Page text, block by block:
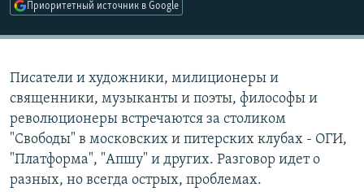
Все сайты РСЕ/РС
Приоритетный источник в Google
Писатели и художники, милиционеры и
священники, музыканты и поэты, философы и
революционеры встречаются за столиком
"Свободы" в московских и питерских клубах - ОГИ,
"Платформа", "Апшу" и других. Разговор идет о
разных, но всегда острых, проблемах.